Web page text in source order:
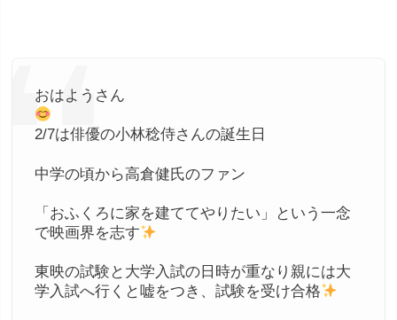
おはようさん
2/7は俳優の小林稔侍さんの誕生日
中学の頃から高倉健氏のファン
「おふくろに家を建ててやりたい」という一念
で映画界を志す
東映の試験と大学入試の日時が重なり親には大
学入試へ行くと嘘をつき、試験を受け合格